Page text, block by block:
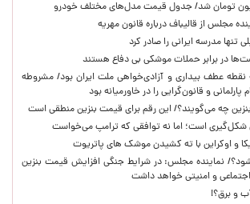
مجلس از قالیباف درباره قانون مهریه
مدرسه ایرانی را صادر کرد
در برابر حملات موشکی بی دفاع هستند
عطف بیداری و آزادی‌خواهی ملت ایران بود/ مشروطه
و قانون‌گرایی را در خاورمیانه بود
چه می‌گویند؟/ این رقم برای قیمت بنزین منطقی است
شکل‌گیری است؛ اما نه توافقی که ترامپ می‌خواست
و اوکراین با ته کشیدن موشک های پاتریوت
نماینده مجلس: در شرایط جنگی افزایش قیمت بنزین
و امنیتی خواهد داشت
و برق؟!